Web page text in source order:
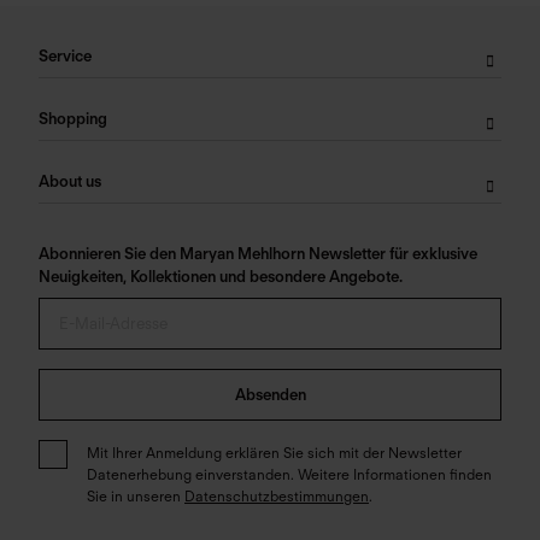
Service
Shopping
About us
Abonnieren Sie den Maryan Mehlhorn Newsletter für exklusive
Neuigkeiten, Kollektionen und besondere Angebote.
Absenden
Mit Ihrer Anmeldung erklären Sie sich mit der Newsletter
Datenerhebung einverstanden. Weitere Informationen finden
Sie in unseren Datenschutzbestimmungen.